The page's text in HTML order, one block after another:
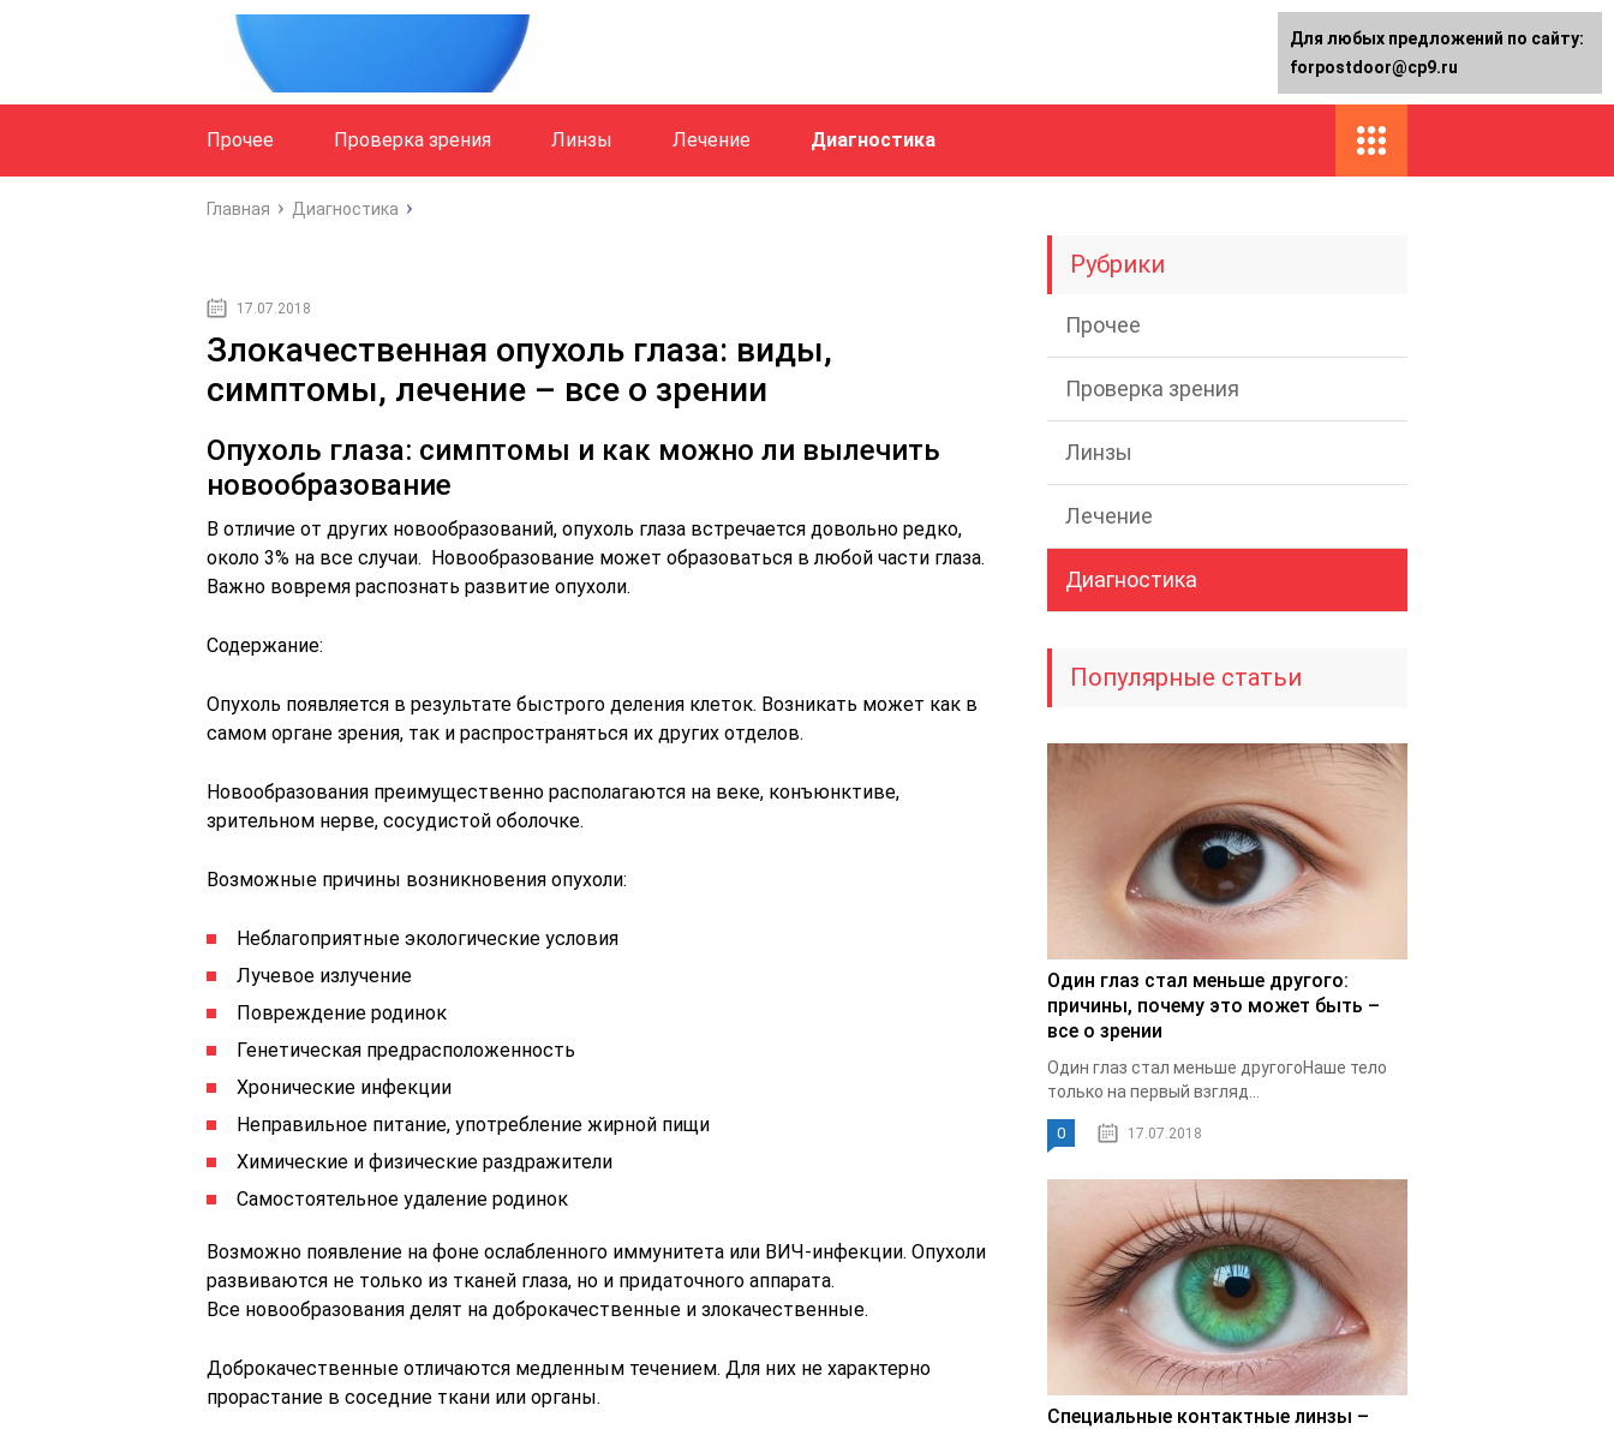
Прочее Проверка зрения Линзы Лечение Диагностика
Главная Диагностика
17.07.2018
Злокачественная опухоль глаза: виды,
симптомы, лечение – все о зрении
Опухоль глаза: симптомы и как можно ли вылечить
новообразование
В отличие от других новообразований, опухоль глаза встречается довольно редко,
около 3% на все случаи. Новообразование может образоваться в любой части глаза.
Важно вовремя распознать развитие опухоли.
Содержание:
Опухоль появляется в результате быстрого деления клеток. Возникать может как в
самом органе зрения, так и распространяться их других отделов.
Новообразования преимущественно располагаются на веке, конъюнктиве,
зрительном нерве, сосудистой оболочке.
Возможные причины возникновения опухоли:
Неблагоприятные экологические условия
Лучевое излучение
Повреждение родинок
Генетическая предрасположенность
Хронические инфекции
Неправильное питание, употребление жирной пищи
Химические и физические раздражители
Самостоятельное удаление родинок
Возможно появление на фоне ослабленного иммунитета или ВИЧ-инфекции. Опухоли
развиваются не только из тканей глаза, но и придаточного аппарата.
Все новообразования делят на доброкачественные и злокачественные.
Доброкачественные отличаются медленным течением. Для них не характерно
прорастание в соседние ткани или органы.
Рубрики
Прочее
Проверка зрения
Линзы
Лечение
Диагностика
Популярные статьи
Один глаз стал меньше другого:
причины, почему это может быть –
все о зрении
Один глаз стал меньше другогоНаше тело
только на первый взгляд...
0 17.07.2018
Специальные контактные линзы –
Для любых предложений по сайту:
forpostdoor@cp9.ru